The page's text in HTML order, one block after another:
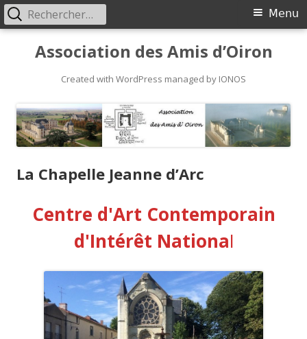
Association des Amis d’Oiron
Created with WordPress managed by IONOS
Primary
Menu
Menu
Rechercher :
La Chapelle Jeanne d’Arc
Centre d'Art Contemporain
d'Intérêt National